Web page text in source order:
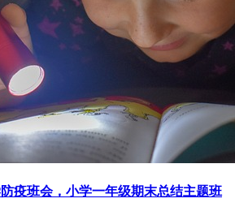
疫班会，小学一年级期末总结主题班